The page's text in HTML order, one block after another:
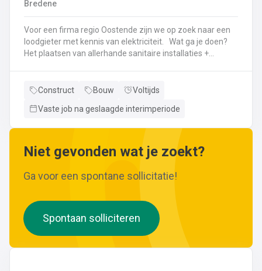
wijzigingen aan leidingen aanbrengen.Werken met
Bredene
Voor een firma regio Oostende zijn we op zoek naar een
loodgieter met kennis van elektriciteit. Wat ga je doen?
Het plaatsen van allerhande sanitaire installaties +
sanitaire toestellenBij Klanten herstellingen gaan
Neem gerust de vacature even door! Indien je nog vragen
Construct Bouw
Voltijds
Vaste job na geslaagde interimperiode
Niet gevonden wat je zoekt?
Ga voor een spontane sollicitatie!
Spontaan solliciteren